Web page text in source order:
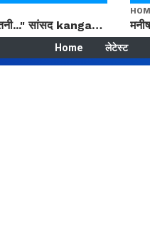
हम सनातनी..." सांसद kangana Ranaut से क्या बोली लड़की? Viral Jantar-Mantar | CJP protest
Home लेटेस्ट